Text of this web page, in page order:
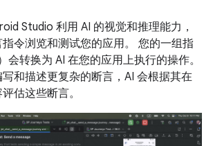
Studio 利用 AI 的视觉和推理能力，
令浏览和测试您的应用。 您的一组指
会转换为 AI 在您的应用上执行的操作。
和描述更复杂的断言，AI 会根据其在
估这些断言。